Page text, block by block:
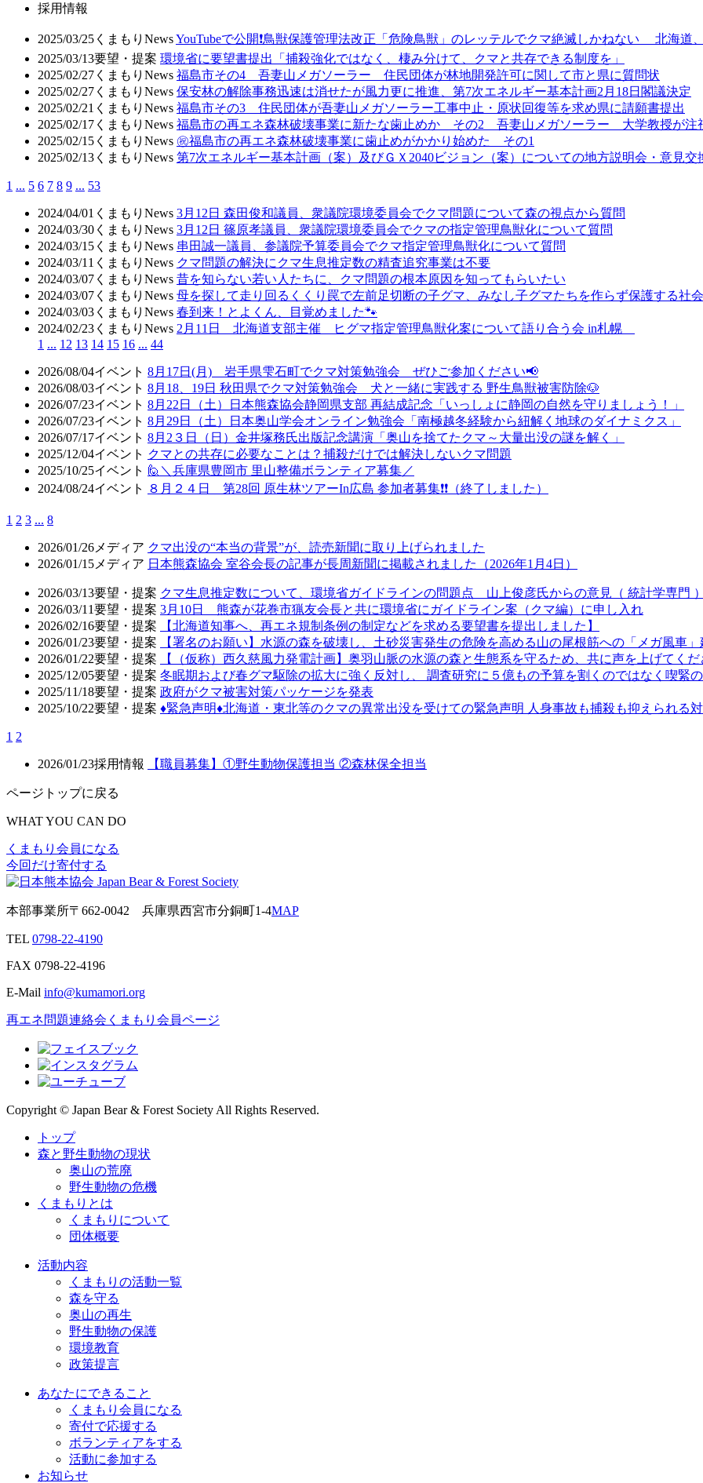
採用情報
2025/03/25 くまもりNewsYouTubeで公開❗鳥獣保護管理法改正「危険鳥獣」のレッテルでクマ絶滅しかねない 北海道
2025/03/13要望・提案 環境省に要望書提出「捕殺強化ではなく、棲み分けて、クマと共存できる制度を」
2025/02/27 くまもりNews 福島市その4 吾妻山メガソーラー 住民団体が林地開発許可に関して市と県に質問状
2025/02/27 くまもりNews 保安林の解除事務迅速は消せたが風力更に推進、第7次エネルギー基本計画2月18日閣議決定
2025/02/21 くまもりNews 福島市その3 住民団体が吾妻山メガソーラー工事中止・原状回復等を求め県に請願書提出
2025/02/17 くまもりNews 福島市の再エネ森林破壊事業に新たな歯止めか その2 吾妻山メガソーラー 大学教授が注
2025/02/15 くまもりNews ㊗️福島市の再エネ森林破壊事業に歯止めがかかり始めた その1
2025/02/13 くまもりNews 第7次エネルギー基本計画（案）及びＧＸ2040ビジョン（案）についての地方説明会・意見交
1 ... 5 6 7 8 9 ... 53
2024/04/01 くまもりNews 3月12日 森田俊和議員、衆議院環境委員会でクマ問題について森の視点から質問
2024/03/30 くまもりNews 3月12日 篠原孝議員、衆議院環境委員会でクマの指定管理鳥獣化について質問
2024/03/15 くまもりNews 串田誠一議員、参議院予算委員会でクマ指定管理鳥獣化について質問
2024/03/11 くまもりNews クマ問題の解決にクマ生息推定数の精査追究事業は不要
2024/03/07 くまもりNews 昔を知らない若い人たちに、クマ問題の根本原因を知ってもらいたい
2024/03/07 くまもりNews 母を探して走り回るくくり罠で左前足切断の子グマ、みなし子グマたちを作らず保護する社
2024/03/03 くまもりNews 春到来！とよくん、目覚めました🐾
2024/02/23 くまもりNews 2月11日 北海道支部主催 ヒグマ指定管理鳥獣化案について語り合う会 in札幌
1 ... 12 13 14 15 16 ... 44
2026/08/04イベント 8月17日(月) 岩手県雫石町でクマ対策勉強会 ぜひご参加ください📢
2026/08/03イベント 8月18、19日 秋田県でクマ対策勉強会 犬と一緒に実践する 野生鳥獣被害防除🐶
2026/07/23イベント 8月22日（土）日本熊森協会静岡県支部 再結成記念「いっしょに静岡の自然を守りましょう！」
2026/07/23イベント 8月29日（土）日本奥山学会オンライン勉強会「南極越冬経験から紐解く地球のダイナミクス」
2026/07/17イベント 8月2３日（日）金井塚務氏出版記念講演「奥山を捨てたクマ～大量出没の謎を解く」
2025/12/04イベント クマとの共存に必要なことは？捕殺だけでは解決しないクマ問題
2025/10/25イベント 🙋＼兵庫県豊岡市 里山整備ボランティア募集／
2024/08/24イベント ８月２４日 第28回 原生林ツアーIn広島 参加者募集❗❗（終了しました）
1 2 3 ... 8
2026/01/26 メディア クマ出没の“本当の背景”が、読売新聞に取り上げられました
2026/01/15 メディア 日本熊森協会 室谷会長の記事が長周新聞に掲載されました（2026年1月4日）
2026/03/13要望・提案 クマ生息推定数について、環境省ガイドラインの問題点 山上俊彦氏からの意見（ 統計学専門 ）
2026/03/11要望・提案 3月10日 熊森が花巻市猟友会長と共に環境省にガイドライン案（クマ編）に申し入れ
2026/02/16要望・提案
【北海道知事へ、再エネ規制条例の制定などを求める要望書を提出しました】
2026/01/23要望・提案
【署名のお願い】水源の森を破壊し、土砂災害発生の危険を高める山の尾根筋への「メガ風車
2026/01/22要望・提案
【（仮称）西久慈風力発電計画】奥羽山脈の水源の森と生態系を守るため、共に声を上げてくだ
2025/12/05要望・提案 冬眠期および春グマ駆除の拡大に強く反対し、 調査研究に５億もの予算を割くのではなく喫緊
2025/11/18要望・提案 政府がクマ被害対策パッケージを発表
2025/10/22要望・提案 ♦️緊急声明♦️北海道・東北等のクマの異常出没を受けての緊急声明 人身事故も捕殺も抑えられる
1 2
2026/01/23採用情報 【職員募集】①野生動物保護担当 ②森林保全担当
ページトップに戻る
WHAT YOU CAN DO
くまもり会員になる
今回だけ寄付する
本部事業所〒662-0042 兵庫県西宮市分銅町1-4MAP
TEL 0798-22-4190
FAX 0798-22-4196
E-Mail info@kumamori.org
再エネ問題連絡会 くまもり会員ページ
Copyright © Japan Bear & Forest Society All Rights Reserved.
トップ
森と野生動物の現状
奥山の荒廃
野生動物の危機
くまもりとは
くまもりについて
団体概要
活動内容
くまもりの活動一覧
森を守る
奥山の再生
野生動物の保護
環境教育
政策提言
あなたにできること
くまもり会員になる
寄付で応援する
ボランティアをする
活動に参加する
お知らせ